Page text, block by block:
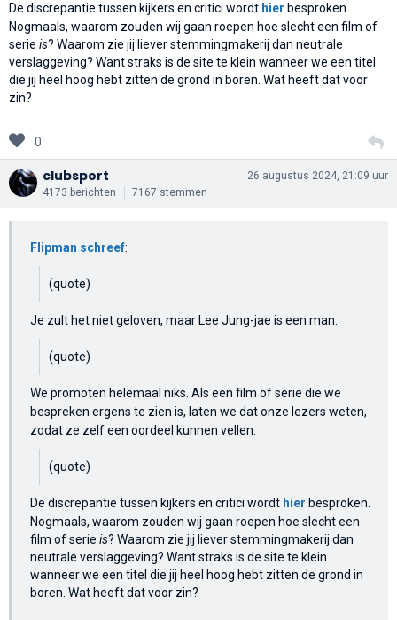
De discrepantie tussen kijkers en critici wordt hier besproken.
Nogmaals, waarom zouden wij gaan roepen hoe slecht een film of
serie is? Waarom zie jij liever stemmingmakerij dan neutrale
verslaggeving? Want straks is de site te klein wanneer we een titel
die jij heel hoog hebt zitten de grond in boren. Wat heeft dat voor
zin?
0
clubsport
4173 berichten 7167 stemmen
26 augustus 2024, 21:09 uur
Flipman schreef:
(quote)
Je zult het niet geloven, maar Lee Jung-jae is een man.
(quote)
We promoten helemaal niks. Als een film of serie die we
bespreken ergens te zien is, laten we dat onze lezers weten,
zodat ze zelf een oordeel kunnen vellen.
(quote)
De discrepantie tussen kijkers en critici wordt hier besproken.
Nogmaals, waarom zouden wij gaan roepen hoe slecht een
film of serie is? Waarom zie jij liever stemmingmakerij dan
neutrale verslaggeving? Want straks is de site te klein
wanneer we een titel die jij heel hoog hebt zitten de grond in
boren. Wat heeft dat voor zin?